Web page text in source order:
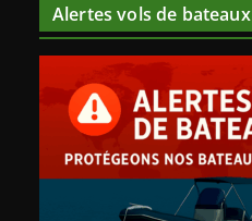
Alertes vols de bateaux